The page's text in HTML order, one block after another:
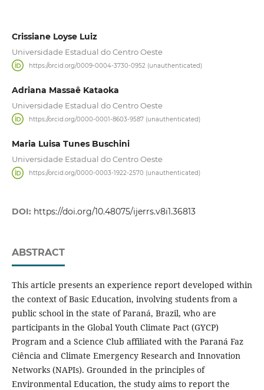
Crissiane Loyse Luiz
Universidade Estadual do Centro Oeste
https://orcid.org/0009-0004-3730-0952 (unauthenticated)
Adriana Massaê Kataoka
Universidade Estadual do Centro Oeste
https://orcid.org/0000-0001-8603-9587 (unauthenticated)
Maria Luisa Tunes Buschini
Universidade Estadual do Centro Oeste
https://orcid.org/0000-0003-1922-2570 (unauthenticated)
DOI: https://doi.org/10.48075/ijerrs.v8i1.36813
ABSTRACT
This article presents an experience report developed within
the context of Basic Education, involving students from a
public school in the state of Paraná, Brazil, who are
participants in the Global Youth Climate Pact (GYCP)
Program and a Science Club affiliated with the Paraná Faz
Ciência and Climate Emergency Research and Innovation
Networks (NAPIs). Grounded in the principles of
Environmental Education, the study aims to report the